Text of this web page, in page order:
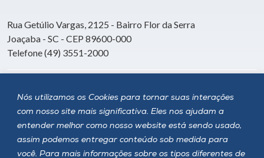
Nós utilizamos os Cookies para tornar suas interações
com nosso site mais significativa. Eles nos ajudam a
entender melhor como nosso website está sendo usado,
assim podemos entregar conteúdo sob medida para
você. Para mais informações sobre os tipos diferentes de
Rua Getúlio Vargas, 2125 - Bairro Flor da Serra
Joaçaba - SC - CEP 89600-000
Telefone (49) 3551-2000
Siga a Unoesc